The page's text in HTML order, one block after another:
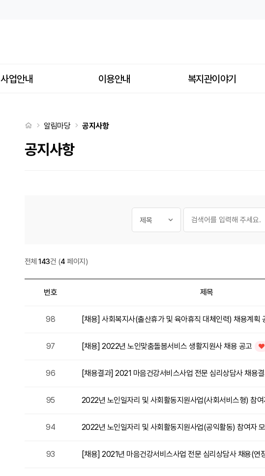
사업안내 이용안내 복지관이야기
처음으로
알림마당 공지사항
공지사항
공지사항
전체 143건 (4 페이지)
번호 제목
98 [채용] 사회복지사(출산휴가 및 육아휴직 대체인력) 채용계획
97 [채용] 2022년 노인맞춤돌봄서비스 생활지원사 채용 공고
인
96 [채용결과] 2021 마음건강서비스사업 전문 심리상담사 채용
95 2022년 노인일자리 및 사회활동지원사업(사회서비스형) 참여
94 2022년 노인일자리 및 사회활동지원사업(공익활동) 참여자
93 [채용] 2021년 마음건강서비스사업 전문 심리상담사 채용(연